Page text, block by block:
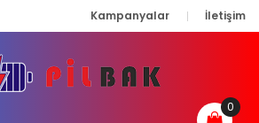
Kampanyalar İletişim
0